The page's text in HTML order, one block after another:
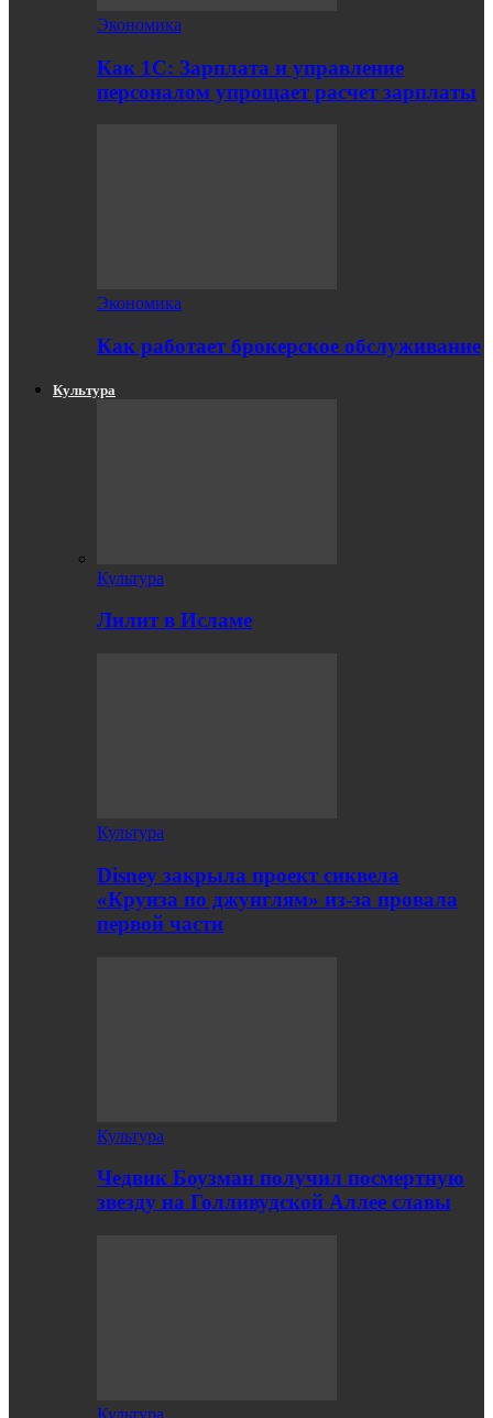
Экономика
Как 1С: Зарплата и управление
персоналом упрощает расчет зарплаты
Экономика
Как работает брокерское обслуживание
Культура
Культура
Лилит в Исламе
Культура
Disney закрыла проект сиквела
«Круиза по джунглям» из-за провала
первой части
Культура
Чедвик Боузман получил посмертную
звезду на Голливудской Аллее славы
Культура